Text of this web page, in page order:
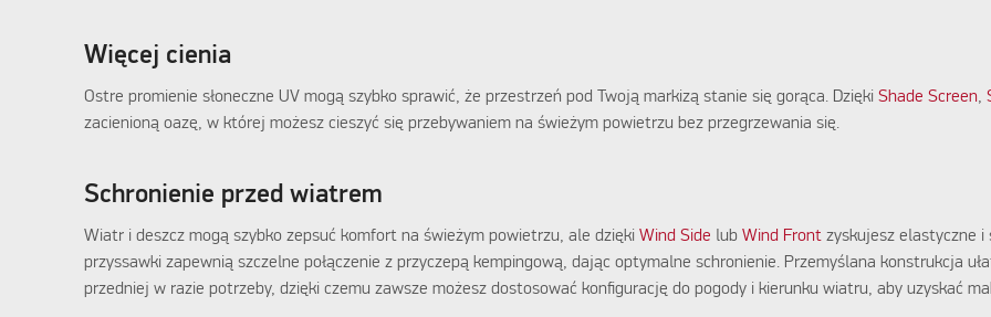
Więcej cienia
Ostre promienie słoneczne UV mogą szybko sprawić, że przestrzeń pod Twoją markizą stanie się gorąca. DziękiShade Screen,
zacienioną oazę, w której możesz cieszyć się przebywaniem na świeżym powietrzu bez przegrzewania się.
Schronienie przed wiatrem
Wiatr i deszcz mogą szybko zepsuć komfort na świeżym powietrzu, ale dziękiWind Side lubWind Front zyskujesz elastyczne i
przyssawki zapewnią szczelne połączenie z przyczepą kempingową, dając optymalne schronienie. Przemyślana konstrukcja
przedniej w razie potrzeby, dzięki czemu zawsze możesz dostosować konfigurację do pogody i kierunku wiatru, aby uzyskać